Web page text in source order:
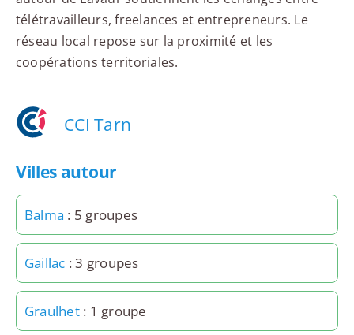
télétravailleurs, freelances et entrepreneurs. Le
réseau local repose sur la proximité et les
coopérations territoriales.
CCI Tarn
Villes autour
Balma : 5 groupes
Gaillac : 3 groupes
Graulhet: 1 groupe